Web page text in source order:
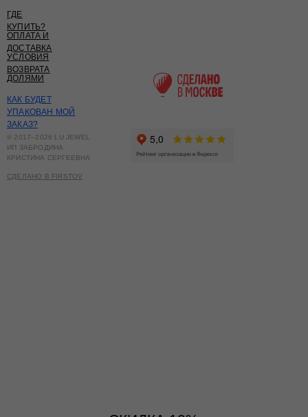
© 2017–2026 LU JEWEL
ИП ЗАБРОДИНА
КРИСТИНА СЕРГЕЕВНА
СДЕЛАНО В FIRSTOV
ОПЛАТА И
ДОСТАВКА
УСЛОВИЯ
ВОЗВРАТА
ГДЕ
КУПИТЬ?
КАК БУДЕТ
УПАКОВАН МОЙ
ЗАКАЗ?
ДОЛЯМИ